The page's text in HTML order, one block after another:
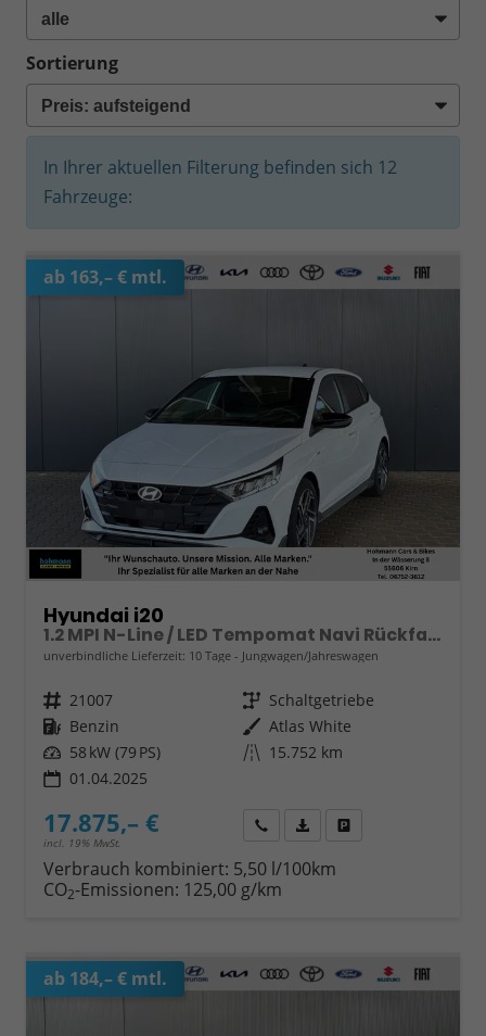
Sortierung
In Ihrer aktuellen Filterung befinden sich 12
Fahrzeuge:
ab 163,– € mtl.
Hyundai i20
1.2 MPI N-Line / LED Tempomat Navi Rückfahrkamera Alu 17"
unverbindliche Lieferzeit: 10 Tage Jungwagen/Jahreswagen
Fahrzeugnr. 21007 Getriebe Schaltgetriebe
Kraftstoff Benzin Außenfarbe Atlas White
Leistung 58 kW (79 PS) Kilometerstand 15.752 km
01.04.2025
17.875,– €
incl. 19% MwSt.
Wir rufen Sie anFahrzeugexposé (PDF)
Verbrauch kombiniert: 5,50 l/100km
CO2-Emissionen: 125,00 g/km
ab 184,– € mtl.